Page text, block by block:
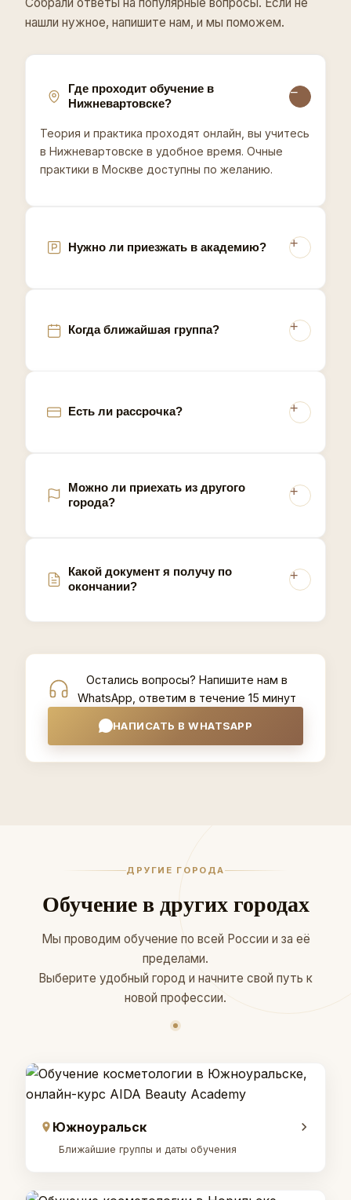
нашли нужное, напишите нам, и мы поможем.
Где проходит обучение в
Нижневартовске?
Теория и практика проходят онлайн, вы учитесь
в Нижневартовске в удобное время. Очные
практики в Москве доступны по желанию.
Нужно ли приезжать в академию?
Когда ближайшая группа?
Есть ли рассрочка?
Можно ли приехать из другого
города?
Какой документ я получу по
окончании?
процедуры под запрос клиента и оформлять
результат так, чтобы к вам возвращались
желанию - основной формат полностью
подберём формат обучения в Нижневартовске.
Из-за резко континентального климата ХМАО с
морозами до -40 и коротким световым днём
зимой кожа жителей Нижневартовска чаще
страдает от обезвоживания и купероза, что делает
востребованными курсы по коррекции
косметологию.
Остались вопросы? Напишите нам в
WhatsApp, ответим в течение 15 минут
НАПИСАТЬ В WHATSAPP
ДРУГИЕ ГОРОДА
Обучение в других городах
Мы проводим обучение по всей России и за её
пределами.
Выберите удобный город и начните свой путь к
новой профессии.
Южноуральск
Ближайшие группы и даты обучения